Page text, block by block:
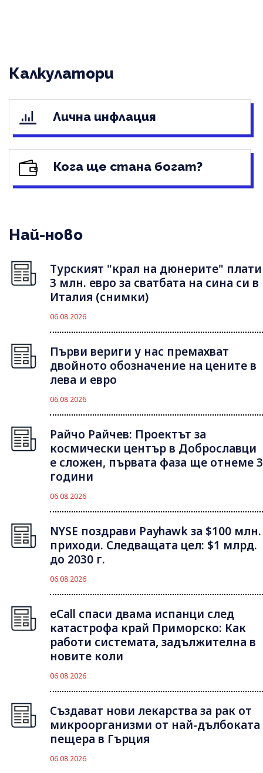
Калкулатори
Лична инфлация
Кога ще стана богат?
Най-ново
Турският "крал на дюнерите" плати
3 млн. евро за сватбата на сина си в
Италия (снимки)
06.08.2026
Първи вериги у нас премахват
двойното обозначение на цените в
лева и евро
06.08.2026
Райчо Райчев: Проектът за
космически център в Доброславци
е сложен, първата фаза ще отнеме 3
години
06.08.2026
NYSE поздрави Payhawk за $100 млн.
приходи. Следващата цел: $1 млрд.
до 2030 г.
06.08.2026
eCall спаси двама испанци след
катастрофа край Приморско: Как
работи системата, задължителна в
новите коли
06.08.2026
Създават нови лекарства за рак от
микроорганизми от най-дълбоката
пещера в Гърция
06.08.2026